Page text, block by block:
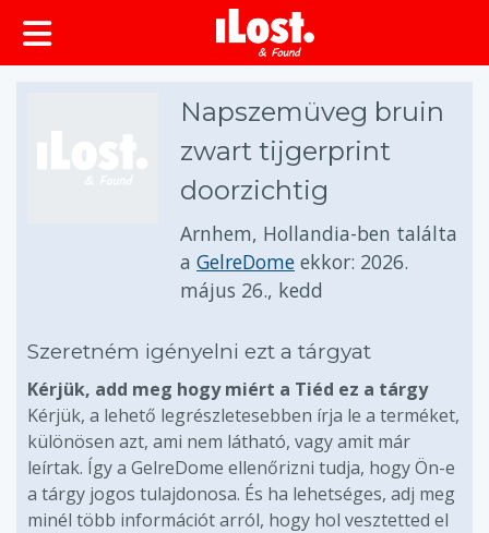
Napszemüveg bruin
zwart tijgerprint
doorzichtig
Arnhem, Hollandia-ben találta
a GelreDome ekkor: 2026.
május 26., kedd
Szeretném igényelni ezt a tárgyat
Kérjük, add meg hogy miért a Tiéd ez a tárgy
Kérjük, a lehető legrészletesebben írja le a terméket,
különösen azt, ami nem látható, vagy amit már
leírtak. Így a GelreDome ellenőrizni tudja, hogy Ön-e
a tárgy jogos tulajdonosa. És ha lehetséges, adj meg
minél több információt arról, hogy hol vesztetted el